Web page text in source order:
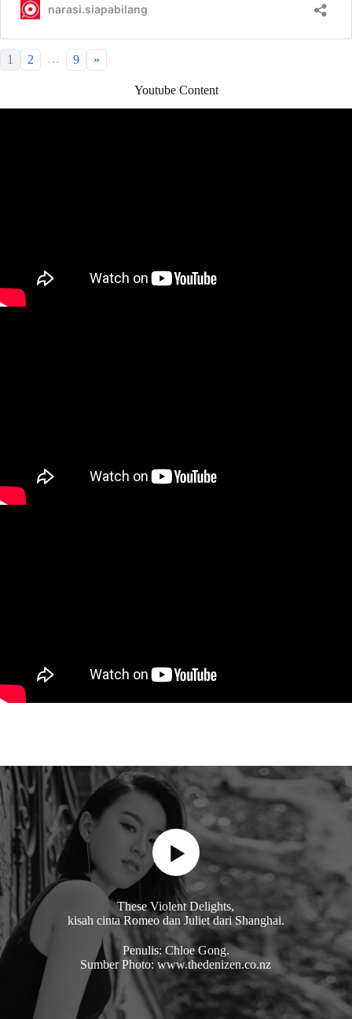
1 2 … 9 »
Youtube Content
These Violent Delights,
kisah cinta Romeo dan Juliet dari Shanghai.
Penulis: Chloe Gong.
Sumber Photo: www.thedenizen.co.nz